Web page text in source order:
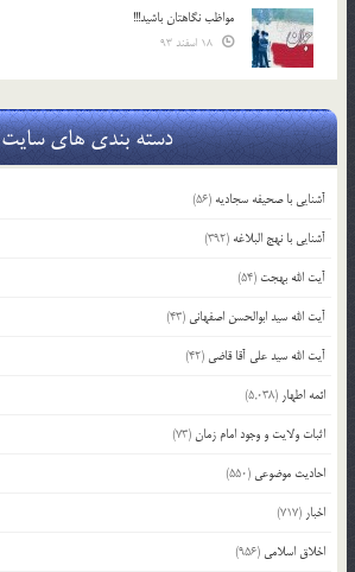
مواظب نگاهتان باشید!!!
دسته بندی های سایت
آشنایی با صحیفه سجادیه (56)
آشنایی با نهج البلاغه (392)
آیت الله بهجت (54)
آیت الله سید ابوالحسن اصفهانی (43)
آیت الله سید علی آقا قاضی (42)
ائمه اطهار (5,038)
اثبات ولایت و وجود امام زمان(73)
احادیث موضوعی (550)
اخبار (717)
اخلاق اسلامی (956)